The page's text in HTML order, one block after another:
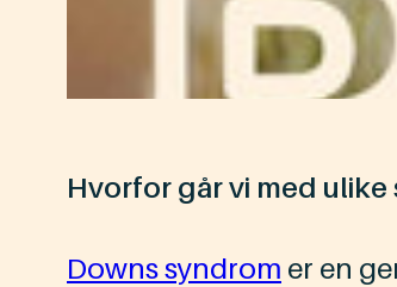
Hvorfor går vi med ulike
Downs syndrom er en